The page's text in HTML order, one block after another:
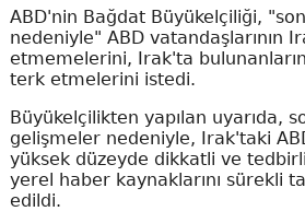
ABD'nin Bağdat Büyükelçiliği,
nedeniyle" ABD vatandaşlarının
etmemelerini, Irak'ta
terk etmelerini istedi.
Büyükelçilikten yapılan uyarıda,
gelişmeler nedeniyle, Irak'taki
yüksek düzeyde dikkatli ve
yerel haber kaynaklarını sürekli
edildi.